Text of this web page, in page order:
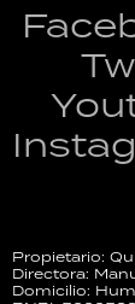
Propietario:
Directora:
Domicilio: